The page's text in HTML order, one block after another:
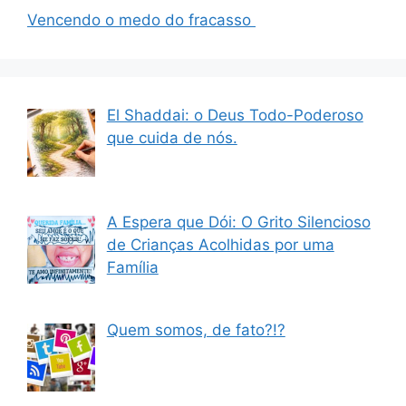
Vencendo o medo do fracasso
El Shaddai: o Deus Todo-Poderoso
que cuida de nós.
A Espera que Dói: O Grito Silencioso
de Crianças Acolhidas por uma
Família
Quem somos, de fato?!?